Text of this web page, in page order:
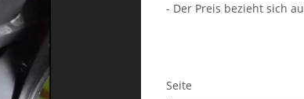
- Der Preis bezieht sich
Seite